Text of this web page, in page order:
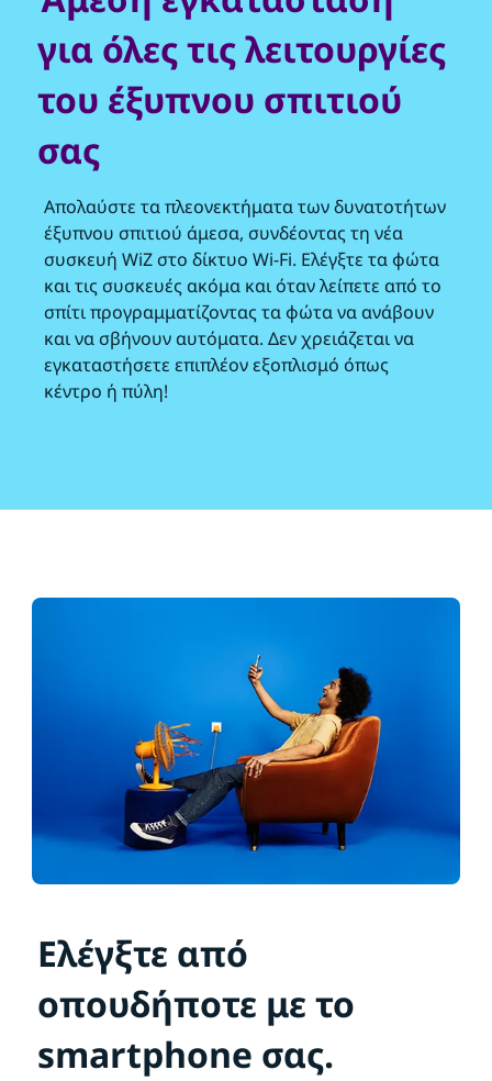
για όλες τις λειτουργίες
του έξυπνου σπιτιού
σας
Απολαύστε τα πλεονεκτήματα των δυνατοτήτων
έξυπνου σπιτιού άμεσα, συνδέοντας τη νέα
συσκευή WiZ στο δίκτυο Wi-Fi. Ελέγξτε τα φώτα
και τις συσκευές ακόμα και όταν λείπετε από το
σπίτι προγραμματίζοντας τα φώτα να ανάβουν
και να σβήνουν αυτόματα. Δεν χρειάζεται να
εγκαταστήσετε επιπλέον εξοπλισμό όπως
κέντρο ή πύλη!
Ελέγξτε από
οπουδήποτε με το
smartphone σας.